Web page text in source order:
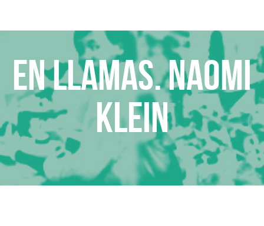
En llamas. Naomi
Klein